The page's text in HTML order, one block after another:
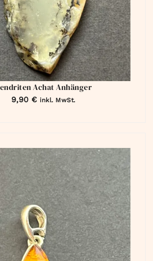
Achat Anhänger
9,90 € inkl. MwSt.